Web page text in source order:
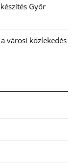
Győr
városi közlekedés